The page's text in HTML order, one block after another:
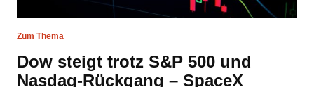
Zum Thema
Dow steigt trotz S&P 500 und
Nasdaq-Rückgang – SpaceX